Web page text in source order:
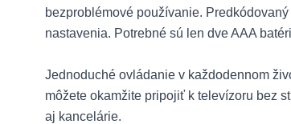
bezproblémové používanie.
nastavenia. Potrebné sú len dve AAA
Jednoduché ovládanie v každodennom
môžete okamžite pripojiť k televízoru bez
aj kancelárie.